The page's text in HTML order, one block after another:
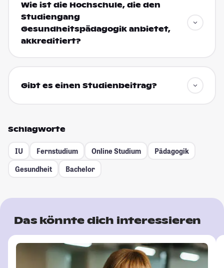
Wie ist die Hochschule, die den
Studiengang
Gesundheitspädagogik anbietet,
akkreditiert?
Gibt es einen Studienbeitrag?
Schlagworte
IU Fernstudium Online Studium
Pädagogik
Gesundheit
Bachelor
Das könnte dich interessieren